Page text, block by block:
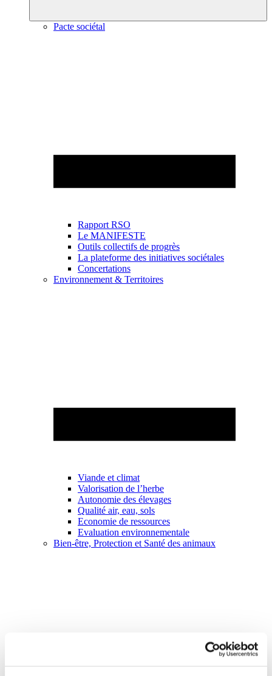
Pacte sociétal
Rapport RSO
Le MANIFESTE
Outils collectifs de progrès
La plateforme des initiatives sociétales
Concertations
Environnement & Territoires
Viande et climat
Valorisation de l’herbe
Autonomie des élevages
Qualité air, eau, sols
Economie de ressources
Evaluation environnementale
Bien-être, Protection et Santé des animaux